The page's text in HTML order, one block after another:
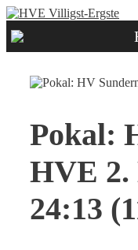
Zum
springen
Pokal:
HVE
24:13